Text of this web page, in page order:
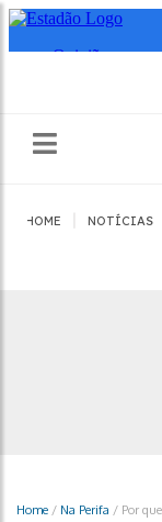
HOME NOTÍCIAS
Home / Na Perifa / Por